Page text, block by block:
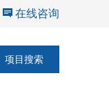
在线咨询
项目搜索